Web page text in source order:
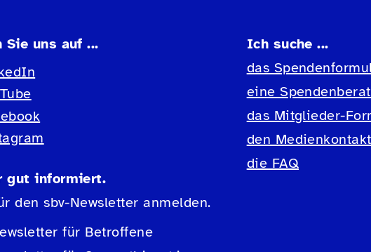
Sie uns auf ...
gut informiert.
den sbv-Newsletter anmelden.
Auswahl
für Betroffene
Ich suche ...
das
eine
das Mitglieder-
den Medienkontakt
die FAQ